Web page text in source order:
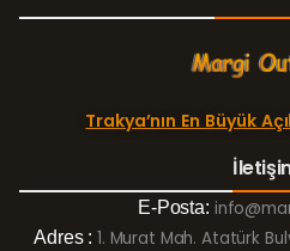
Trakya’nın En Büyük
E-Posta:
Adres : 1. Murat Mah. Atatürk